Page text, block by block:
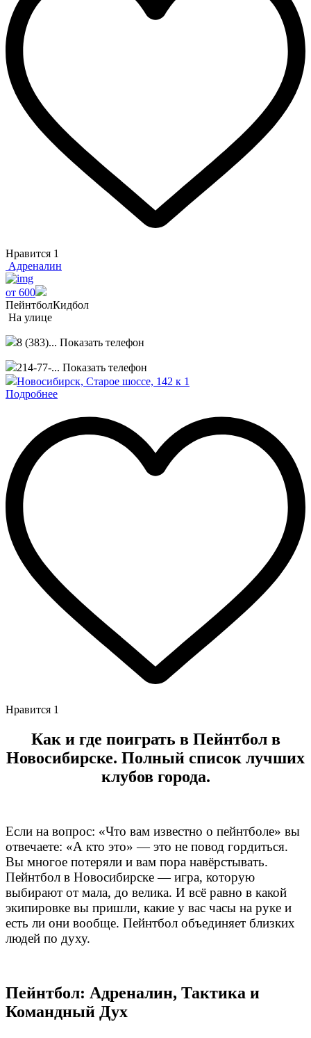
Нравится 1
Адреналин
от 600
ПейнтболКидбол
На улице
8 (383)... Показать телефон
214-77-... Показать телефон
Новосибирск, Старое шоссе, 142 к 1
Подробнее
Нравится 1
Как и где поиграть в Пейнтбол в
Новосибирске. Полный список лучших
клубов города.
Если на вопрос: «Что вам известно о пейнтболе» вы
отвечаете: «А кто это» — это не повод гордиться.
Вы многое потеряли и вам пора навёрстывать.
Пейнтбол в Новосибирске — игра, которую
выбирают от мала, до велика. И всё равно в какой
экипировке вы пришли, какие у вас часы на руке и
есть ли они вообще. Пейнтбол объединяет близких
людей по духу.
Пейнтбол: Адреналин, Тактика и
Командный Дух